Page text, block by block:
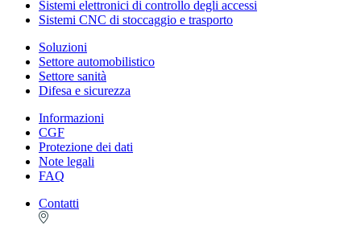
Sistemi elettronici di controllo degli accessi
Sistemi CNC di stoccaggio e trasporto
Soluzioni
Settore automobilistico
Settore sanità
Difesa e sicurezza
Informazioni
CGF
Protezione dei dati
Note legali
FAQ
Contatti